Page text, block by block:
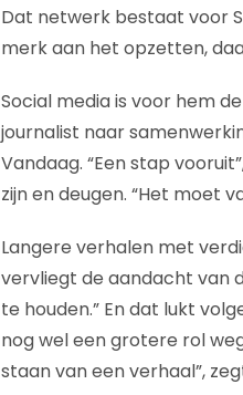
Dat netwerk bestaat voor
merk aan het opzetten,
Social media is voor hem
journalist naar
Vandaag. “Een stap
zijn en deugen. “Het moet
Langere verhalen met
vervliegt de aandacht van
te houden.” En dat lukt
nog wel een grotere rol
staan van een verhaal”,